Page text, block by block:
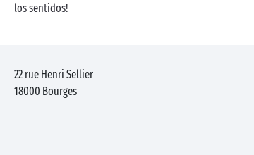
los sentidos!
22 rue Henri Sellier
18000 Bourges